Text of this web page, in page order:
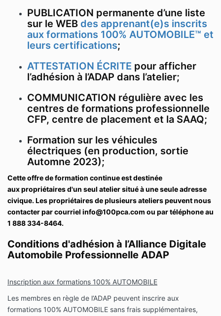
PUBLICATION permanente d’une liste
sur le WEB des apprenant(e)s inscrits
aux formations 100% AUTOMOBILE™ et
leurs certifications;
ATTESTATION ÉCRITE pour afficher
l’adhésion à l’ADAP dans l’atelier;
COMMUNICATION régulière avec les
centres de formations professionnelle
CFP, centre de placement et la SAAQ;
Formation sur les véhicules
électriques (en production, sortie
Automne 2023);
Cette offre de formation continue est destinée
aux propriétaires d'un seul atelier situé à une seule adresse
civique.Les propriétaires de plusieurs ateliers peuvent nous
contacter par courriel info@100pca.com ou par téléphone au
1 888 334-8464.
Conditions d'adhésion à l’Alliance Digitale
Automobile Professionnelle ADAP
Inscription aux formations 100% AUTOMOBILE
Les membres en règle de l’ADAP peuvent inscrire aux
formations 100% AUTOMOBILE sans frais supplémentaires,